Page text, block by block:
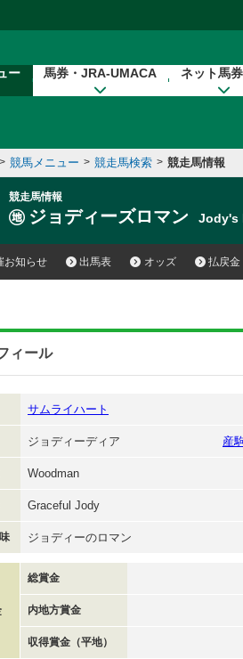
ー 馬券・JRA-UMACA ネット馬
> 競馬メニュー > 競走馬検索 > 競走馬情報
競走馬情報
ジョディーズロマン Jody's
お知らせ 出馬表 オッズ 払戻金
ィール
サムライハート
ジョディーディア 産
Woodman
Graceful Jody
ジョディーのロマン
総賞金
内地方賞金
収得賞金（平地）